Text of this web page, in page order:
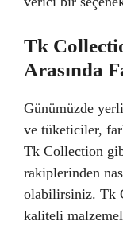
Tk
Arasında
Günümüzde
ve tüketiciler,
Tk Collection
rakiplerinden
olabilirsiniz. Tk
kaliteli